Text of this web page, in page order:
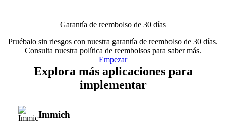
Garantía de reembolso de 30 días
Pruébalo sin riesgos con nuestra garantía de reembolso de 30 días.
Consulta nuestra política de reembolsos para saber más.
Empezar
Explora más aplicaciones para
implementar
Immich